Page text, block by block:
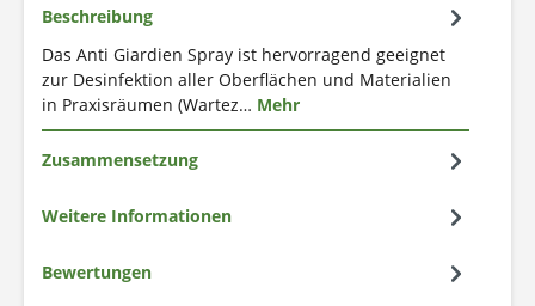
Beschreibung
Das Anti Giardien Spray ist hervorragend geeignet
zur Desinfektion aller Oberflächen und Materialien
in Praxisräumen (Wartez… Mehr
Zusammensetzung
Weitere Informationen
Bewertungen